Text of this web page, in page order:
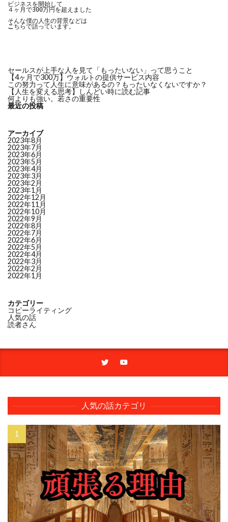
ビジネスを開始して
４ヶ月で300万円を超えました
こ ちらで語っています。
セールスが上手な人を見て「もったいない」って思うこと
【4ヶ月で300万】ウォルトの提供サービス内容
この努力って人生に意味があるの？もったいなくないですか？
【人生を変える思考】しんどい時に読む記事
何よりも強い。若さの重要性
最近の投稿
アーカイブ
2023年8月
2023年7月
2023年6月
2023年5月
2023年4月
2023年3月
2023年2月
2023年1月
2022年12月
2022年11月
2022年10月
2022年9月
2022年8月
2022年7月
2022年6月
2022年5月
2022年4月
2022年3月
2022年2月
2022年1月
カテゴリー
コピーライティング
人気の話
読者さん
人気の話カテゴリ